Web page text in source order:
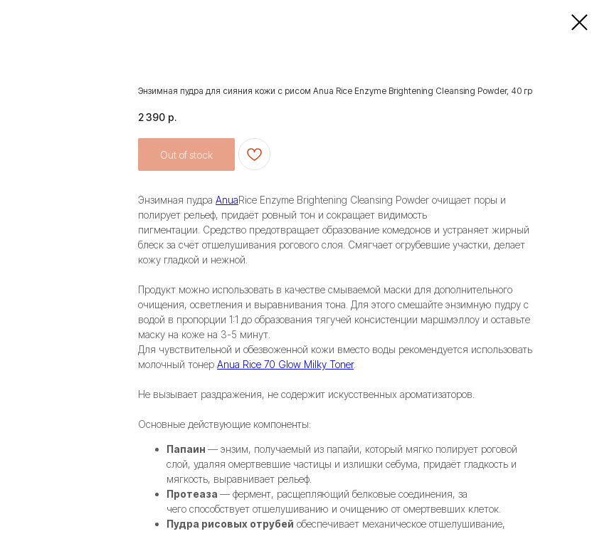
Энзимная пудра для сияния кожи с рисом Anua Rice Enzyme Brightening Cleansing Powder, 40 гр
2 390 р.
Out of stock
Энзимная пудра AnuaRice Enzyme Brightening Cleansing Powder очищает поры и
полирует рельеф, придаёт ровный тон и сокращает видимость
пигментации. Средство предотвращает образование комедонов и устраняет жирный
блеск за счёт отшелушивания рогового слоя. Смягчает огрубевшие участки, делает
кожу гладкой и нежной.
Продукт можно использовать в качестве смываемой маски для дополнительного
очищения, осветления и выравнивания тона. Для этого смешайте энзимную пудру с
водой в пропорции 1:1 до образования тягучей консистенции маршмэллоу и оставьте
маску на коже на 3-5 минут.
Для чувствительной и обезвоженной кожи вместо воды рекомендуется использовать
молочный тонер Anua Rice 70 Glow Milky Toner.
Не вызывает раздражения, не содержит искусственных ароматизаторов.
Основные действующие компоненты:
Папаин — энзим, получаемый из папайи, который мягко полирует роговой
слой, удаляя омертвевшие частицы и излишки себума, придаёт гладкость и
мягкость, выравнивает рельеф.
Протеаза — фермент, расщепляющий белковые соединения, за
чего способствует отшелушиванию и очищению от омертвевших клеток.
Пудра рисовых отрубей обеспечивает механическое отшелушивание,